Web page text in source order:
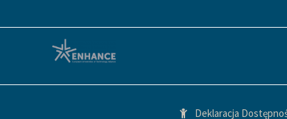
Deklaracja